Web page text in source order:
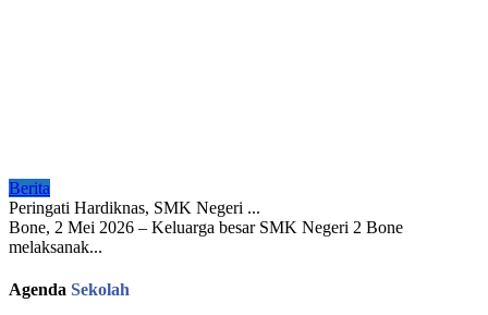
Berita
Peringati Hardiknas, SMK Negeri ...
Bone, 2 Mei 2026 – Keluarga besar SMK Negeri 2 Bone
melaksanak...
Agenda Sekolah